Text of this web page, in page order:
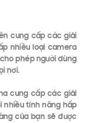
cung cấp các giải
nhiều loại camera
phép người dùng
nơi.
cung cấp các giải
nhiều tính năng hấp
của bạn sẽ được